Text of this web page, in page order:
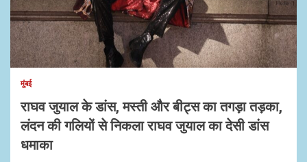
1 min read
मुंबई
राघव जुयाल के डांस, मस्ती और बीट्स का तगड़ा तड़का,
लंदन की गलियों से निकला राघव जुयाल का देसी डांस
धमाका